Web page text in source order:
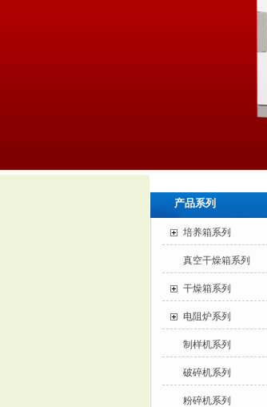
产品系列
培养箱系列
真空干燥箱系列
干燥箱系列
电阻炉系列
制样机系列
破碎机系列
粉碎机系列